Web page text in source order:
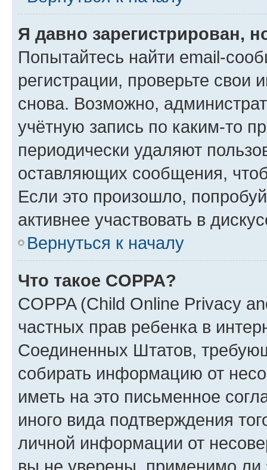
Я давно зарегистрирован,
Попытайтесь найти email-
регистрации, проверьте свои
снова. Возможно,
учётную запись по каким-то
периодически удаляют
оставляющих сообщения,
Если это произошло,
активнее участвовать в
Вернуться к началу
Что такое COPPA?
COPPA (Child Online Privacy
частных прав ребенка в
Соединенных Штатов,
собирать информацию от
иметь на это письменное
иного вида подтверждения
личной информации от
вы не уверены, применимо ли